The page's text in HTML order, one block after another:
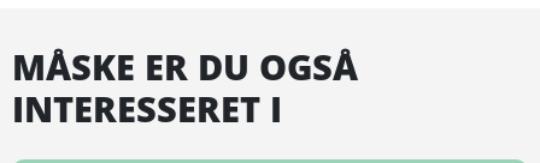
MÅSKE ER DU OGSÅ
INTERESSERET I